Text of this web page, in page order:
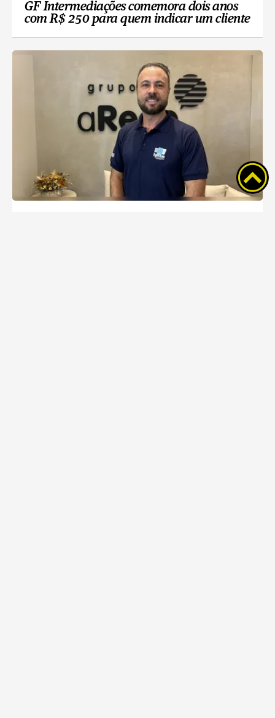
GF Intermediações comemora dois anos
com R$ 250 para quem indicar um cliente